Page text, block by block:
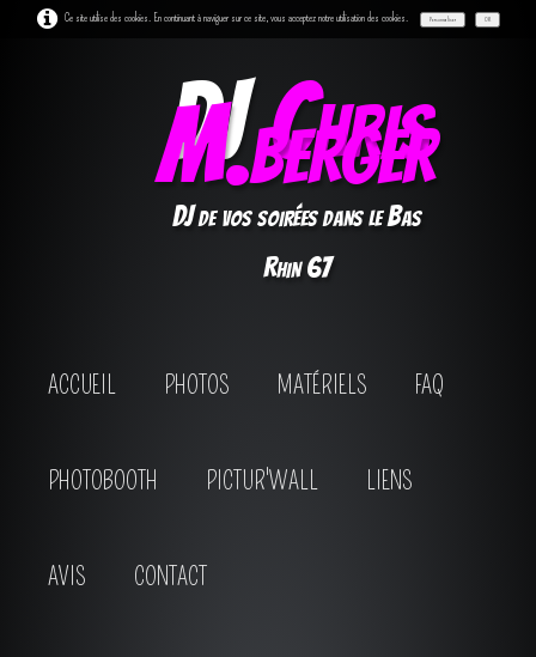
Ce site utilise des cookies. En continuant à naviguer sur ce site, vous acceptez notre utilisation des cookies. Personnaliser OK
DJChris
M.berger
DJ de vos soirées dans le Bas
Rhin 67
ACCUEIL PHOTOS MATÉRIELS FAQ
PHOTOBOOTH PICTUR'WALL LIENS
AVIS CONTACT